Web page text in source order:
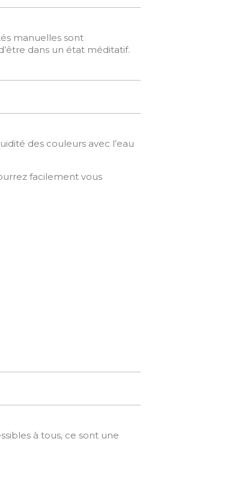
manuelles sont
dans un état méditatif.
des couleurs avec l’eau
facilement vous
à tous, ce sont une